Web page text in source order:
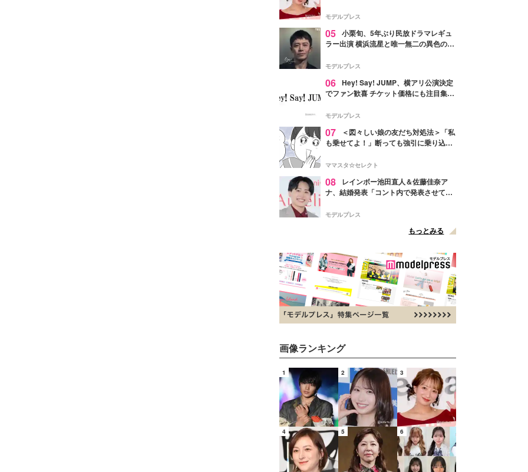
ぎ」「成長を感じる」の声
モデルプレス
05 小栗旬、5年ぶり民放ドラマレギュ
ラー出演 横浜流星と唯一無二の異色のバ
モデルプレス
06 Hey! Say! JUMP、横アリ公演決定
でファン歓喜 チケット価格にも注目集ま
モデルプレス
07
＜図々しい娘の友だち対処法＞「私
も乗せてよ！」断っても強引に乗り込ん
ママスタ☆セレクト
08
レインボー池田直人＆佐藤佳奈ア
ナ、結婚発表「コント内で発表させてい
点変更のため
モデルプレス
もっとみる
画像ランキング
1 2 3
4 5 6